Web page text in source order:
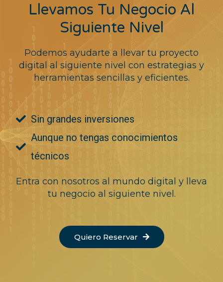
Llevamos Tu Negocio Al
Siguiente Nivel
Podemos ayudarte a llevar tu proyecto
digital al siguiente nivel con estrategias y
herramientas sencillas y eficientes.
Sin grandes inversiones
Aunque no tengas conocimientos
técnicos
Entra con nosotros al mundo digital y lleva
tu negocio al siguiente nivel.
Quiero Reservar